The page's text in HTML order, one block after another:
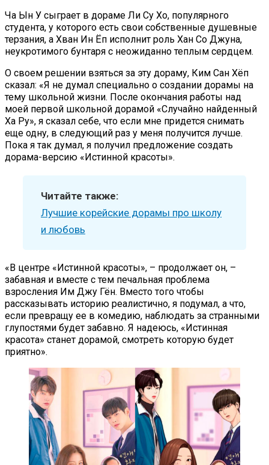
Ча Ын У сыграет в дораме Ли Су Хо, популярного
студента, у которого есть свои собственные душевные
терзания, а Хван Ин Ёп исполнит роль Хан Со Джуна,
неукротимого бунтаря с неожиданно теплым сердцем.
О своем решении взяться за эту дораму, Ким Сан Хёп
сказал: «Я не думал специально о создании дорамы на
тему школьной жизни. После окончания работы над
моей первой школьной дорамой «Случайно найденный
Ха Ру», я сказал себе, что если мне придется снимать
еще одну, в следующий раз у меня получится лучше.
Пока я так думал, я получил предложение создать
дорама-версию «Истинной красоты».
Читайте также:
Лучшие корейские дорамы про школу
и любовь
«В центре «Истинной красоты», – продолжает он, –
забавная и вместе с тем печальная проблема
взросления Им Джу Гён. Вместо того чтобы
рассказывать историю реалистично, я подумал, а что,
если превращу ее в комедию, наблюдать за странными
глупостями будет забавно. Я надеюсь, «Истинная
красота» станет дорамой, смотреть которую будет
приятно».